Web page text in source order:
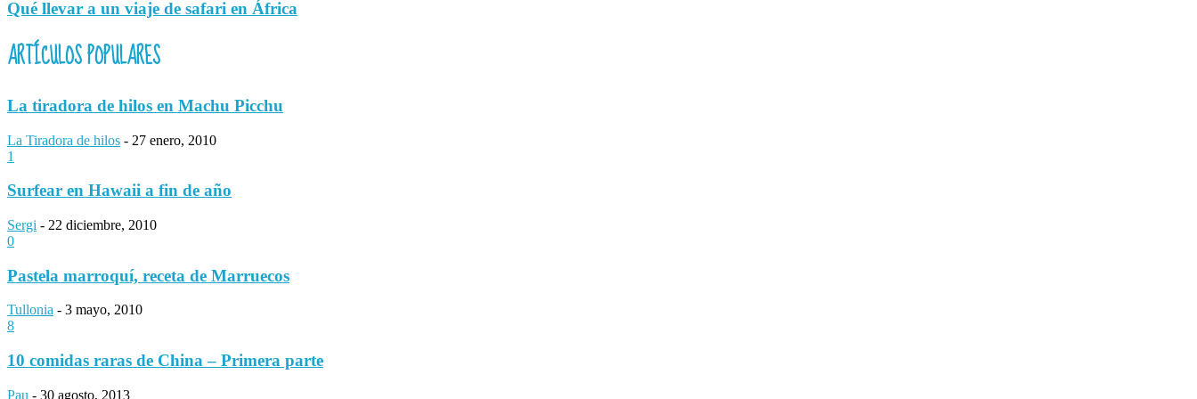
Qué llevar a un viaje de safari en África
ARTÍCULOS POPULARES
La tiradora de hilos en Machu Picchu
La Tiradora de hilos - 27 enero, 2010
1
Surfear en Hawaii a fin de año
Sergi - 22 diciembre, 2010
0
Pastela marroquí, receta de Marruecos
Tullonia - 3 mayo, 2010
8
10 comidas raras de China – Primera parte
Pau - 30 agosto, 2013